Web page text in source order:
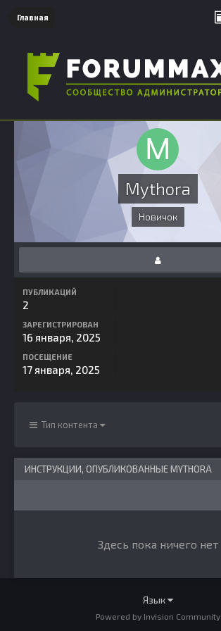
Главная
Mythora
Новичок
ПУБЛИКАЦИЙ
2
ЗАРЕГИСТРИРОВАН
16 января, 2025
ПОСЕЩЕНИЕ
17 января, 2025
Тип контента
ИНСТРУКЦИИ, ОПУБЛИКОВАННЫЕ MYTHORA
Здесь пока ничего нет
Язык
Powered by Invision Community